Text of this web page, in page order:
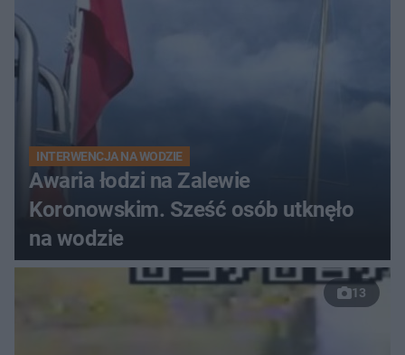
INTERWENCJA NA WODZIE
Awaria łodzi na Zalewie
Koronowskim. Sześć osób utknęło
na wodzie
13